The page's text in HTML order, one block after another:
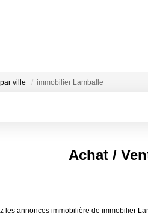
ville immobilier Lamballe
Achat /
les annonces immobilière de immobilier